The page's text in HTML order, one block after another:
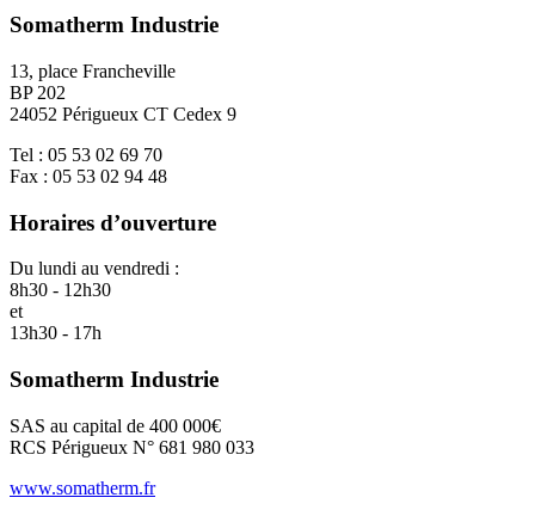
Somatherm Industrie
13, place Francheville
BP 202
24052 Périgueux CT Cedex 9
Tel : 05 53 02 69 70
Fax : 05 53 02 94 48
Horaires d’ouverture
Du lundi au vendredi :
8h30 - 12h30
et
13h30 - 17h
Somatherm Industrie
SAS au capital de 400 000€
RCS Périgueux N° 681 980 033
www.somatherm.fr